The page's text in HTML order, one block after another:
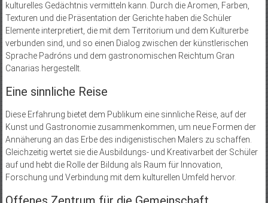
kulturelles Gedächtnis vermitteln kann. Durch die Aromen, Farben,
Texturen und die Präsentation der Gerichte haben die Schüler
Elemente interpretiert, die mit dem Territorium und dem Kulturerbe
verbunden sind, und so einen Dialog zwischen der künstlerischen
Sprache Padróns und dem gastronomischen Reichtum Gran
Canarias hergestellt.
Eine sinnliche Reise
Diese Erfahrung bietet dem Publikum eine sinnliche Reise, auf der
Kunst und Gastronomie zusammenkommen, um neue Formen der
Annäherung an das Erbe des indigenistischen Malers zu schaffen.
Gleichzeitig wertet sie die Ausbildungs- und Kreativarbeit der Schüler
auf und hebt die Rolle der Bildung als Raum für Innovation,
Forschung und Verbindung mit dem kulturellen Umfeld hervor.